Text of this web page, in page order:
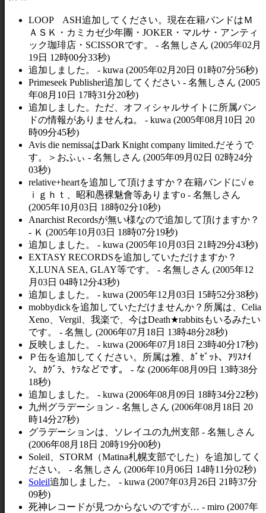
LOOP ASH追加してください。現在在籍バンドはＭ
ＡＳＫ・カミカゼ少年團・JOKER・マルサ・アンティ
ック珈琲店・SCISSORです。 - 名無しさん (2005年02月
19日 12時00分33秒)
追加しました。 - kuwa (2005年02月20日 01時07分56秒)
Primeseek Publisher追加してください - 名無しさん (2005
年08月10日 17時31分20秒)
追加しました。ただ、オフィシャルサイトに所属バン
ドの情報がありませんね。 - kuwa (2005年08月10日 20
時09分45秒)
Avis die nemissaはDark Knight company limited.だそうで
す。＞おふぃ - 名無しさん (2005年09月02日 02時24分
03秒)
relative+heartを追加して頂けますか？在籍バンドに√ｅ
ｉｇｈｔ、昭和愚裸魅會等ありますo - 名無しさん
(2005年10月03日 18時02分10秒)
Anarchist Recordsが無い様なので追加して頂けますか？
- Ｋ (2005年10月03日 18時07分19秒)
追加しました。 - kuwa (2005年10月03日 21時29分43秒)
EXTASY RECORDSを追加していただけますか？
X,LUNA SEA, GLAY等です。 - 名無しさん (2005年12
月03日 04時12分43秒)
追加しました。 - kuwa (2005年12月03日 15時52分38秒)
mobbydickを追加していただけませんか？所属は、Celia
Xeno、Vergil、我楽で、今はDeath★rabbitsもいるみたい
です。 - 名無し (2006年07月18日 13時48分28秒)
反映しました。 - kuwa (2006年07月18日 23時40分17秒)
Ｐ缶を追加してください。所属は雅、ｶﾞｾﾞｯﾄ、ｱﾘｽﾅｲ
ﾝ、ｶｸﾞﾗ、ｹﾗなどです。 - な (2006年08月09日 13時38分
18秒)
追加しました。 - kuwa (2006年08月09日 18時34分22秒)
九州グラデーション - 名無しさん (2006年08月18日 20
時14分27秒)
グラデーションは、ソレイユの九州支部 - 名無しさん
(2006年08月18日 20時19分00秒)
Soleil、STORM（Matina札幌支部でした）を追加してく
ださい。 - 名無しさん (2006年10月06日 14時11分02秒)
Soleil追加しました。 - kuwa (2007年03月26日 21時37分
09秒)
死神レコードが見つからないのですが… - miro (2007年